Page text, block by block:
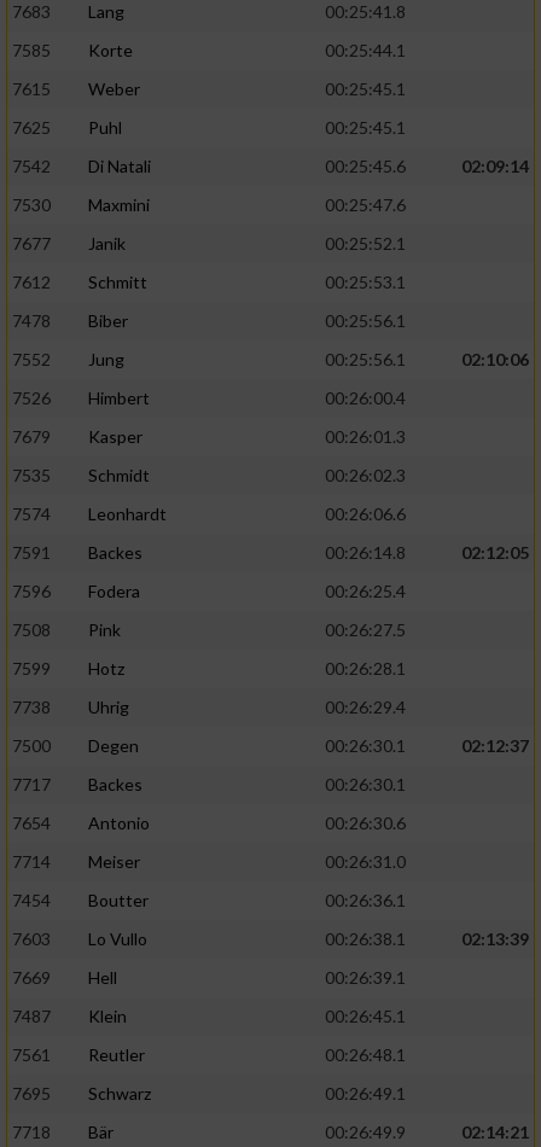
7683
Lang
00:25:41.8
7585
Korte
00:25:44.1
7615
Weber
00:25:45.1
7625
Puhl
00:25:45.1
7542
Di Natali 00:25:45.6
02:09:14
7530
Maxmini
00:25:47.6
7677
Janik
00:25:52.1
7612
Schmitt
00:25:53.1
7478
Biber
00:25:56.1
7552
Jung 00:25:56.1
02:10:06
7526
Himbert
00:26:00.4
7679
Kasper
00:26:01.3
7535
Schmidt
00:26:02.3
7574
Leonhardt
00:26:06.6
7591
Backes 00:26:14.8
02:12:05
7596
Fodera
00:26:25.4
7508
Pink
00:26:27.5
7599
Hotz
00:26:28.1
7738
Uhrig
00:26:29.4
7500
Degen 00:26:30.1
02:12:37
7717
Backes
00:26:30.1
7654
Antonio
00:26:30.6
7714
Meiser
00:26:31.0
7454
Boutter
00:26:36.1
7603
Lo Vullo 00:26:38.1
02:13:39
7669
Hell
00:26:39.1
7487
Klein
00:26:45.1
7561
Reutler
00:26:48.1
7695
Schwarz
00:26:49.1
7718
Bär 00:26:49.9
02:14:21